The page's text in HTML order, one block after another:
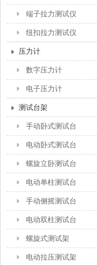
端子拉力测试仪
纽扣拉力测试仪
压力计
数字压力计
电子压力计
测试台架
手动卧式测试台
电动卧式测试台
螺旋立卧测试台
电动单柱测试台
手动侧摇测试台
电动双柱测试台
螺旋式测试架
电动拉压测试架